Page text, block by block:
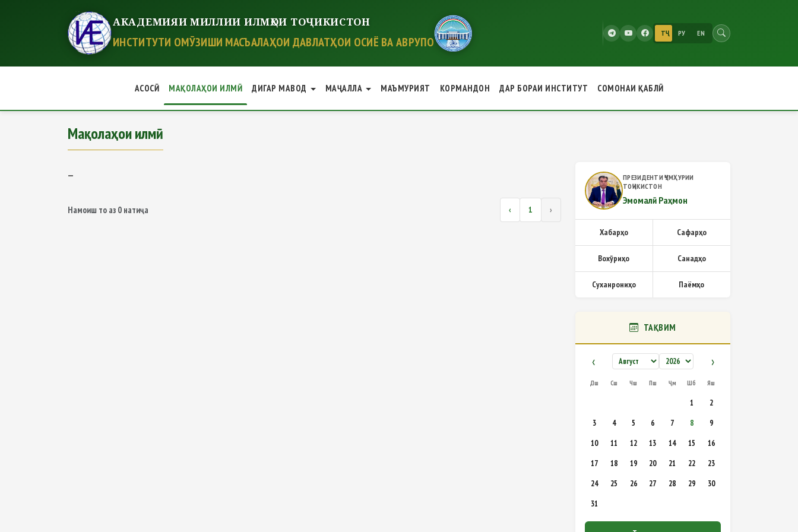
АКАДЕМИЯИ МИЛЛИИ ИЛМҲОИ ТОҶИКИСТОН
ИНСТИТУТИ ОМӮЗИШИ МАСЪАЛАҲОИ ДАВЛАТҲОИ ОСИЁ ВА АВРУПО
ТҶ РУ EN
АСОСӢ МАҚОЛАҲОИ ИЛМӢ ДИГАР МАВОД МАҶАЛЛА МАЪМУРИЯТ КОРМАНДОН ДАР БОРАИ ИНСТИТУТ СОМОНАИ ҚАБЛӢ
Мақолаҳои илмӣ
—
Намоиш то аз 0 натиҷа ‹ 1 ›
ПРЕЗИДЕНТИ ҶУМҲУРИИ
ТОҶИКИСТОН
Эмомалӣ Раҳмон
Хабарҳо Сафарҳо
Вохӯриҳо Санадҳо
Суханрониҳо Паёмҳо
ТАҚВИМ
‹ ›
Дш Сш Чш Пш Ҷм Шб Яш
1
2
3
4 5 6 7 8
9
10
11 12 13 14 15
16
17
18 19 20 21 22
23
24
25 26 27 28 29
30
31